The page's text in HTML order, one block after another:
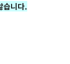
습니다.